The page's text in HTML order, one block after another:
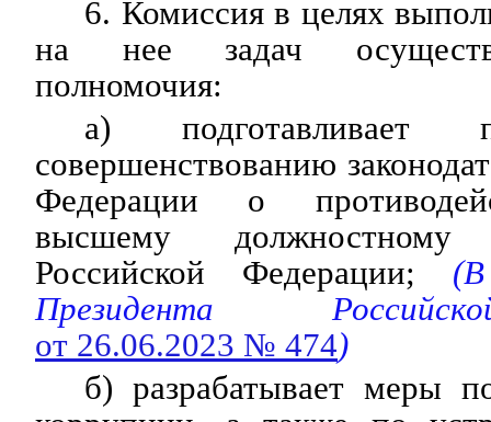
6. Комиссия в целях
на нее задач
полномочия:
а) подготавливает
совершенствованию
Федерации о
высшему
Российской Федерации; (В
Президента
от 26.06.2023 № 474)
б) разрабатывает меры